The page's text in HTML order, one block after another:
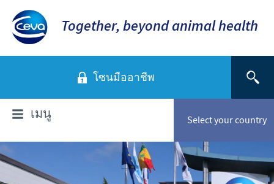
Together, beyond animal health
โซนมืออาชีพ
Select your country
เมนู
เกี่ยวกับเรา